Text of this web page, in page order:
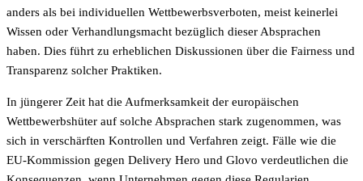
anders als bei individuellen Wettbewerbsverboten, meist keinerlei
Wissen oder Verhandlungsmacht bezüglich dieser Absprachen
haben. Dies führt zu erheblichen Diskussionen über die Fairness und
Transparenz solcher Praktiken.
In jüngerer Zeit hat die Aufmerksamkeit der europäischen
Wettbewerbshüter auf solche Absprachen stark zugenommen, was
sich in verschärften Kontrollen und Verfahren zeigt. Fälle wie die
EU-Kommission gegen Delivery Hero und Glovo verdeutlichen die